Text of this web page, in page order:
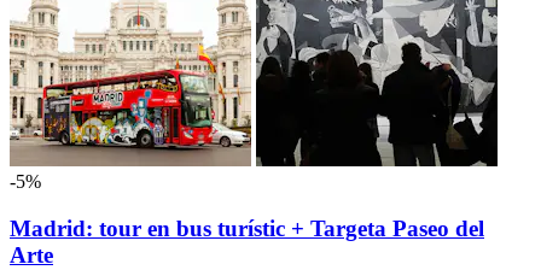
-5%
Madrid: tour en bus turístic + Targeta Paseo del
Arte